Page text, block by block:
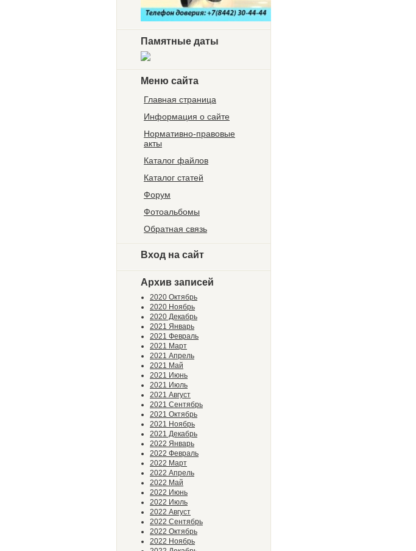
Памятные даты
Меню сайта
Главная страница
Информация о сайте
Нормативно-правовые
акты
Каталог файлов
Каталог статей
Форум
Фотоальбомы
Обратная связь
Вход на сайт
Архив записей
2020 Октябрь
2020 Ноябрь
2020 Декабрь
2021 Январь
2021 Февраль
2021 Март
2021 Апрель
2021 Май
2021 Июнь
2021 Июль
2021 Август
2021 Сентябрь
2021 Октябрь
2021 Ноябрь
2021 Декабрь
2022 Январь
2022 Февраль
2022 Март
2022 Апрель
2022 Май
2022 Июнь
2022 Июль
2022 Август
2022 Сентябрь
2022 Октябрь
2022 Ноябрь